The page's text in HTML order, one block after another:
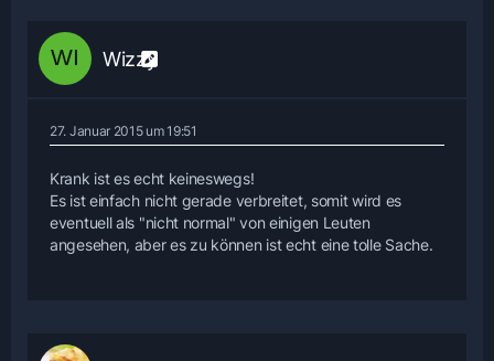
Wizzy
27. Januar 2015 um 19:51
Krank ist es echt keineswegs!
Es ist einfach nicht gerade verbreitet, somit wird es
eventuell als "nicht normal" von einigen Leuten
angesehen, aber es zu können ist echt eine tolle Sache.